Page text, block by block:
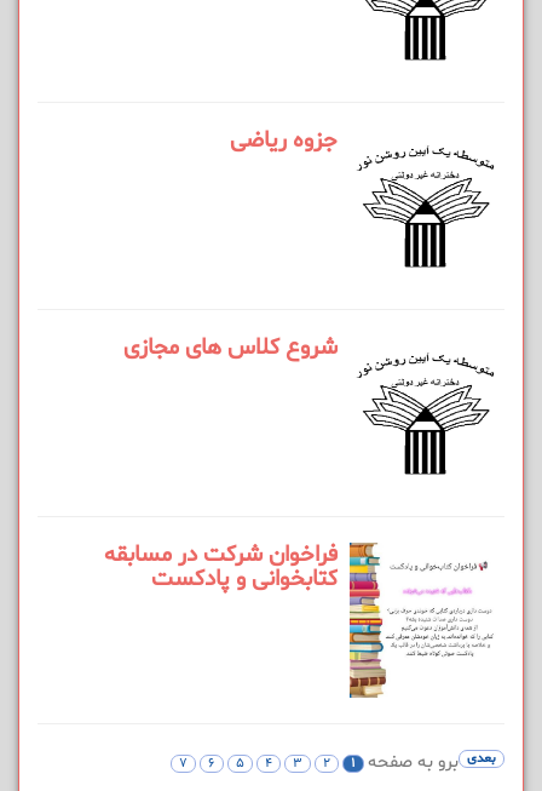
جزوه ریاضی
شروع کلاس های مجازی
فراخوان شرکت در مسابقه
کتابخوانی و پادکست
برو به صفحه 1
2
3
4
5
6
7 بعدی